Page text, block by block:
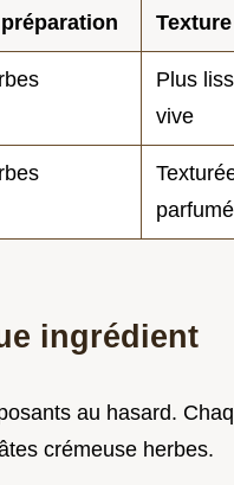
Plus
vive
ingrédient
au hasard.
crémeuse herbes.